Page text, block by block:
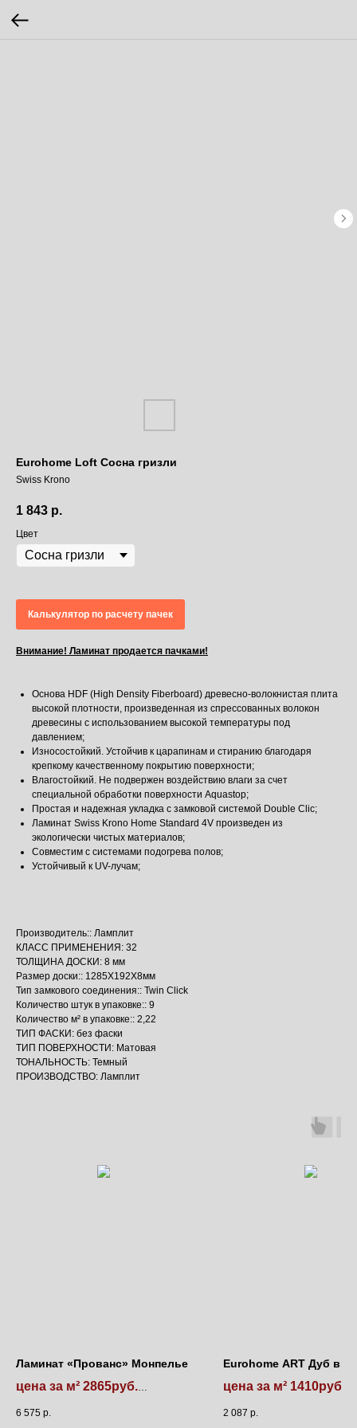
Eurohome Loft Сосна гризли
Swiss Krono
1 843 р.
Цвет
Калькулятор по расчету пачек
Внимание! Ламинат продается пачками!
Основа HDF (High Density Fiberboard) древесно-волокнистая плита
высокой плотности, произведенная из спрессованных волокон
древесины с использованием высокой температуры под
давлением;
Износостойкий. Устойчив к царапинам и стиранию благодаря
крепкому качественному покрытию поверхности;
Влагостойкий. Не подвержен воздействию влаги за счет
специальной обработки поверхности Aquastop;
Простая и надежная укладка с замковой системой Double Clic;
Ламинат Swiss Krono Home Standard 4V произведен из
экологически чистых материалов;
Совместим с системами подогрева полов;
Устойчивый к UV-лучам;
Производитель:: Ламплит
КЛАСС ПРИМЕНЕНИЯ: 32
ТОЛЩИНА ДОСКИ: 8 мм
Размер доски:: 1285Х192Х8мм
Тип замкового соединения:: Twin Click
Количество штук в упаковке:: 9
Количество м² в упаковке:: 2,22
ТИП ФАСКИ: без фаски
ТИП ПОВЕРХНОСТИ: Матовая
ТОНАЛЬНОСТЬ: Темный
ПРОИЗВОДСТВО: Ламплит
Ламинат «Прованс» Монпелье
цена за м² 2865руб.
6 575 р.
Eurohome ART Дуб
цена за м² 1410руб.
2 087 р.